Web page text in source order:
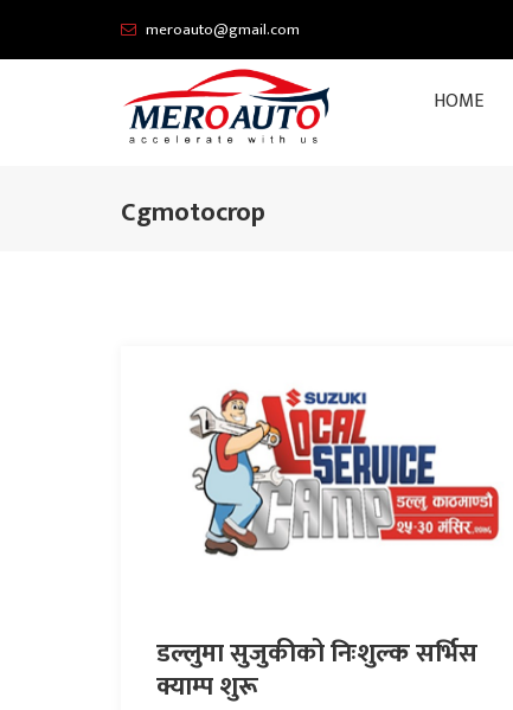
meroauto@gmail.com
HOME
Cgmotocrop
डल्लुमा सुजुकीको निःशुल्क सर्भिस
क्याम्प शुरू